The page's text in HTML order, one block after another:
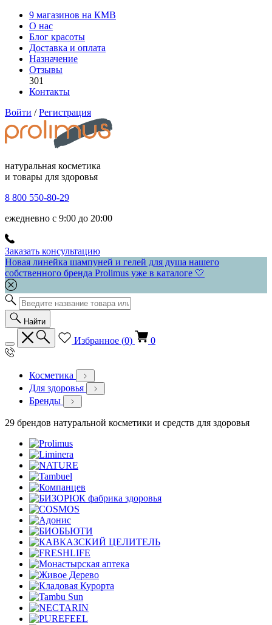
9 магазинов на КМВ
О нас
Блог красоты
Доставка и оплата
Назначение
Отзывы
301
Контакты
Войти / Регистрация
натуральная косметика
и товары для здоровья
8 800 550-80-29
ежедневно с 9:00 до 20:00
Заказать консультацию
Новая линейка шампуней и гелей для душа нашего
собственного бренда Prolimus уже в каталоге 🤍
Найти
Избранное (0) 0
Косметика
Для здоровья
Бренды
29 брендов натуральной косметики и средств для здоровья